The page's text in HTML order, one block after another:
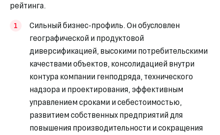
рейтинга.
Сильный бизнес-профиль. Он обусловлен
географической и продуктовой
диверсификацией, высокими потребительскими
качествами объектов, консолидацией внутри
контура компании генподряда, технического
надзора и проектирования, эффективным
управлением сроками и себестоимостью,
развитием собственных предприятий для
повышения производительности и сокращения